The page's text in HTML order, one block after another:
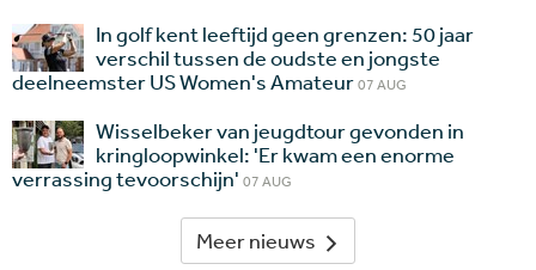
In golf kent leeftijd geen grenzen: 50 jaar
verschil tussen de oudste en jongste
deelneemster US Women's Amateur07 AUG
Wisselbeker van jeugdtour gevonden in
kringloopwinkel: 'Er kwam een enorme
verrassing tevoorschijn' 07 AUG
Meer nieuws